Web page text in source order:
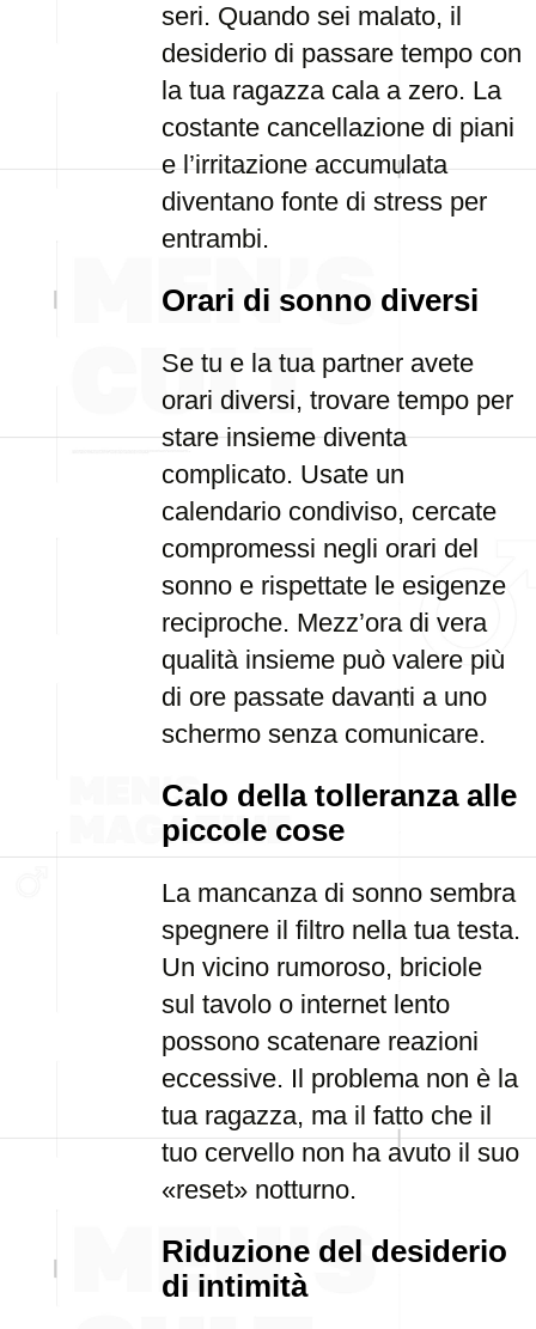
seri. Quando sei malato, il
desiderio di passare tempo con
la tua ragazza cala a zero. La
costante cancellazione di piani
e l’irritazione accumulata
diventano fonte di stress per
entrambi.
Orari di sonno diversi
Se tu e la tua partner avete
orari diversi, trovare tempo per
stare insieme diventa
complicato. Usate un
calendario condiviso, cercate
compromessi negli orari del
sonno e rispettate le esigenze
reciproche. Mezz’ora di vera
qualità insieme può valere più
di ore passate davanti a uno
schermo senza comunicare.
Calo della tolleranza alle
piccole cose
La mancanza di sonno sembra
spegnere il filtro nella tua testa.
Un vicino rumoroso, briciole
sul tavolo o internet lento
possono scatenare reazioni
eccessive. Il problema non è la
tua ragazza, ma il fatto che il
tuo cervello non ha avuto il suo
«reset» notturno.
Riduzione del desiderio
di intimità